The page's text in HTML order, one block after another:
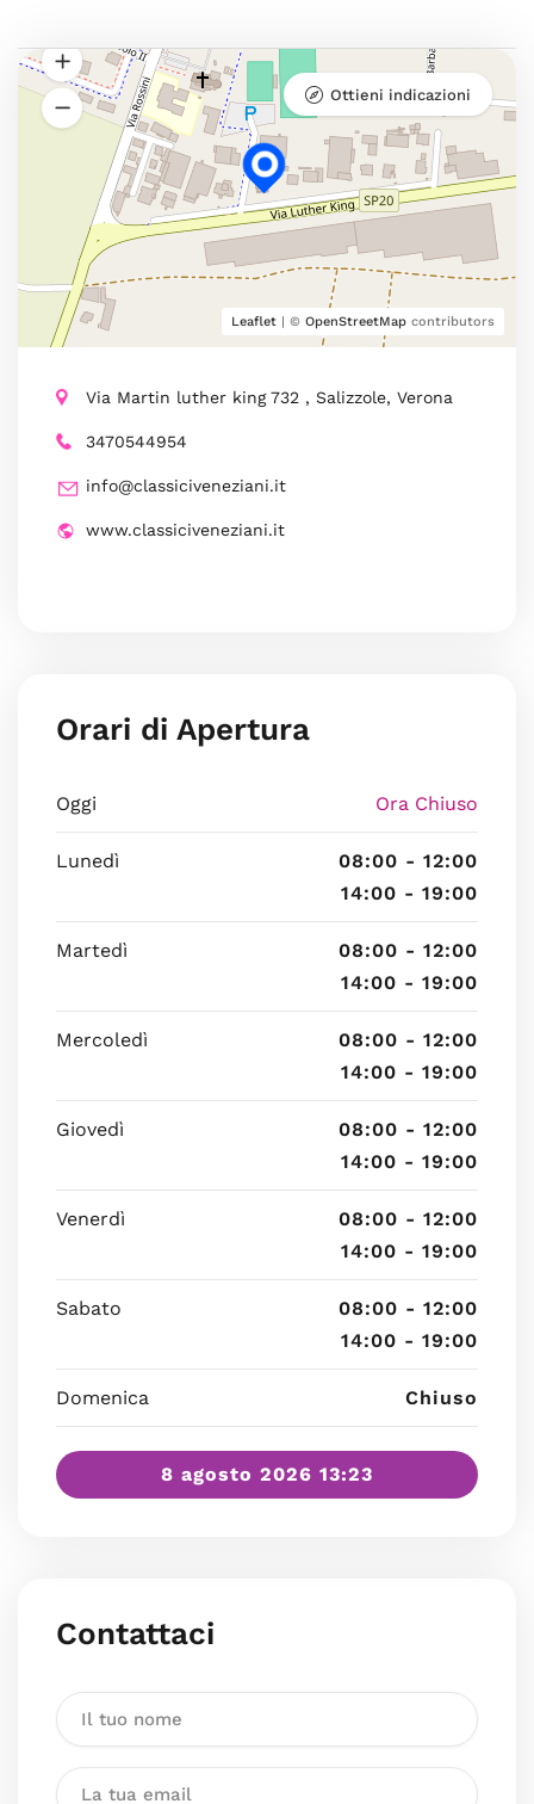
Leaflet | © OpenStreetMap contributors
Ottieni indicazioni
Via Martin luther king 732 , Salizzole, Verona
3470544954
info@classiciveneziani.it
www.classiciveneziani.it
Orari di Apertura
Oggi Ora Chiuso
Lunedì
08:00 - 12:00
14:00 - 19:00
Martedì
08:00 - 12:00
14:00 - 19:00
Mercoledì
08:00 - 12:00
14:00 - 19:00
Giovedì
08:00 - 12:00
14:00 - 19:00
Venerdì
08:00 - 12:00
14:00 - 19:00
Sabato
08:00 - 12:00
14:00 - 19:00
Domenica Chiuso
8 agosto 2026 13:23
Contattaci